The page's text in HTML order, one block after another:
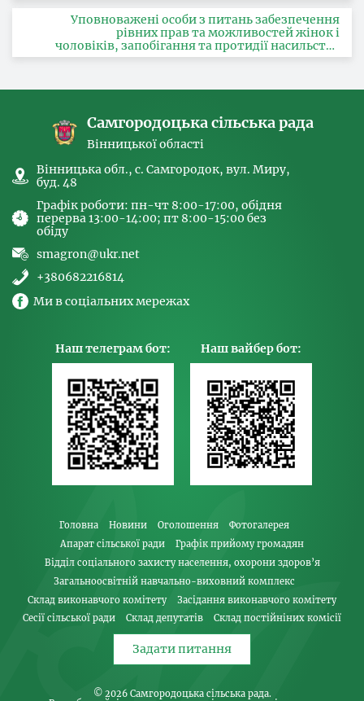
Уповноважені особи з питань забезпечення
рівних прав та можливостей жінок і
чоловіків, запобігання та протидії насильству
за ознакою статі, з питань здійснення заходів,
Самгородоцька сільська рада
Вінницької області
Вінницька обл., с. Самгородок, вул. Миру,
буд. 48
Графік роботи: пн-чт 8:00-17:00, обідня
перерва 13:00-14:00; пт 8:00-15:00 без
обіду
smagron@ukr.net
+380682216814
Ми в соціальних мережах
Наш телеграм бот: Наш вайбер бот:
Головна Новини Оголошення
Фотогалерея
Апарат сільської ради
Графік прийому громадян
Відділ соціального захисту населення, охорони здоров’я
Загальноосвітній навчально-виховний комплекс
Склад виконавчого комітету
Засідання виконавчого комітету
Сесії сільської ради
Склад депутатів Склад постійніних комісії
Задати питання
© 2026 Самгородоцька сільська рада.